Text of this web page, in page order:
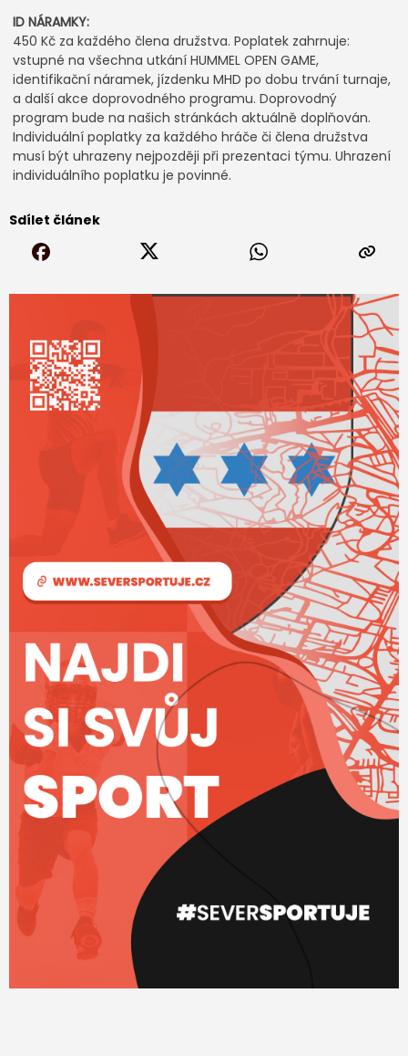
Sdílet článek
ID NÁRAMKY:
450 Kč za každého člena družstva. Poplatek zahrnuje:
vstupné na všechna utkání HUMMEL OPEN GAME,
identifikační náramek, jízdenku MHD po dobu trvání turnaje,
a další akce doprovodného programu. Doprovodný
program bude na našich stránkách aktuálně doplňován.
Individuální poplatky za každého hráče či člena družstva
musí být uhrazeny nejpozději při prezentaci týmu. Uhrazení
individuálního poplatku je povinné.